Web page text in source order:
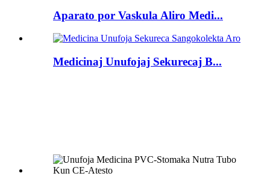
Aparato por Vaskula Aliro Medi...
Medicinaj Unufojaj Sekurecaj B...